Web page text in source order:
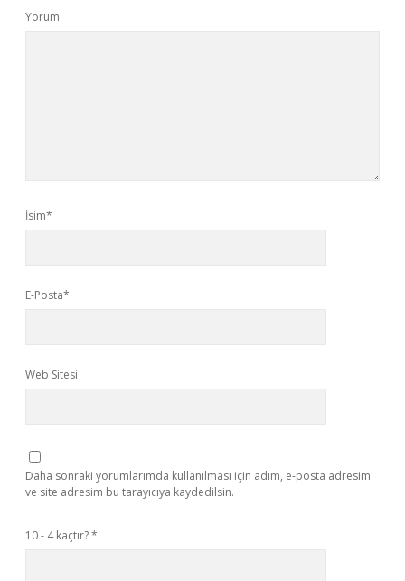
Yorum
İsim*
E-Posta*
Web Sitesi
Daha sonraki yorumlarımda kullanılması için adım, e-posta adresim
ve site adresim bu tarayıcıya kaydedilsin.
10 - 4 kaçtır?*